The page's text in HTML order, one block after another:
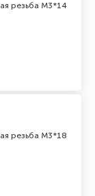
резьба М3*14
резьба М3*18